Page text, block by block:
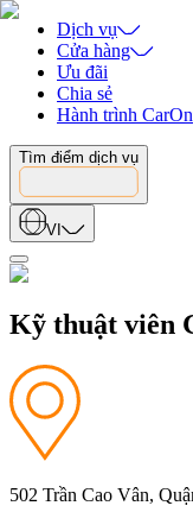
Dịch vụ
Cửa hàng
Ưu đãi
Chia sẻ
Hành trình CarOn
Tìm điểm dịch vụ
VI
Kỹ thuật viên
502 Trần Cao Vân,